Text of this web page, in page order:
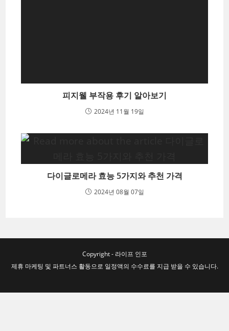
피지웰 부작용 후기 알아보기
2024년 11월 19일
다이글로메라 효능 5가지와 추천 가격
2024년 08월 07일
Copyright - 라이프 인포
제휴 마케팅 및 파트너스 활동으로 일정액의 수수료를 지급 받을 수 있습니다.